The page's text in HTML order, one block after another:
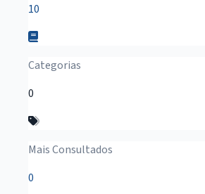
10
Categorias
0
Mais Consultados
0